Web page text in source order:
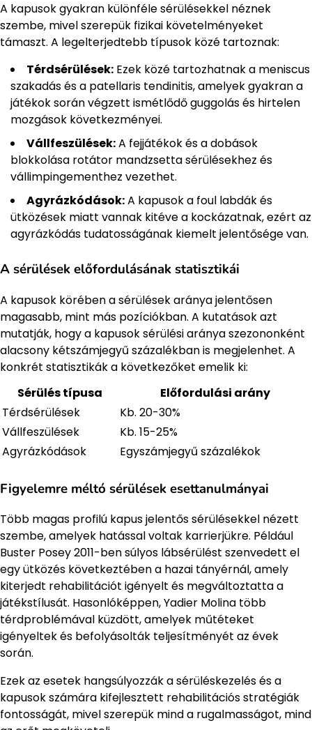
A kapusok gyakran különféle sérülésekkel néznek
szembe, mivel szerepük fizikai követelményeket
támaszt. A legelterjedtebb típusok közé tartoznak:
Térdsérülések: Ezek közé tartozhatnak a meniscus
szakadás és a patellaris tendinitis, amelyek gyakran a
játékok során végzett ismétlődő guggolás és hirtelen
mozgások következményei.
Vállfeszülések:A fejjátékok és a dobások
blokkolása rotátor mandzsetta sérülésekhez és
vállimpingementhez vezethet.
Agyrázkódások:A kapusok a foul labdák és
ütközések miatt vannak kitéve a kockázatnak, ezért az
agyrázkódás tudatosságának kiemelt jelentősége van.
A sérülések előfordulásának statisztikái
A kapusok körében a sérülések aránya jelentősen
magasabb, mint más pozíciókban. A kutatások azt
mutatják, hogy a kapusok sérülési aránya szezononként
alacsony kétszámjegyű százalékban is megjelenhet. A
konkrét statisztikák a következőket emelik ki:
Sérülés típusa
Előfordulási arány
Térdsérülések
Kb. 20-30%
Vállfeszülések
Kb. 15-25%
Agyrázkódások
Egyszámjegyű százalékok
Figyelemre méltó sérülések esettanulmányai
Több magas profilú kapus jelentős sérülésekkel nézett
szembe, amelyek hatással voltak karrierjükre. Például
Buster Posey 2011-ben súlyos lábsérülést szenvedett el
egy ütközés következtében a hazai tányérnál, amely
kiterjedt rehabilitációt igényelt és megváltoztatta a
játékstílusát. Hasonlóképpen, Yadier Molina több
térdproblémával küzdött, amelyek műtéteket
igényeltek és befolyásolták teljesítményét az évek
során.
Ezek az esetek hangsúlyozzák a sérüléskezelés és a
kapusok számára kifejlesztett rehabilitációs stratégiák
fontosságát, mivel szerepük mind a rugalmasságot, mind